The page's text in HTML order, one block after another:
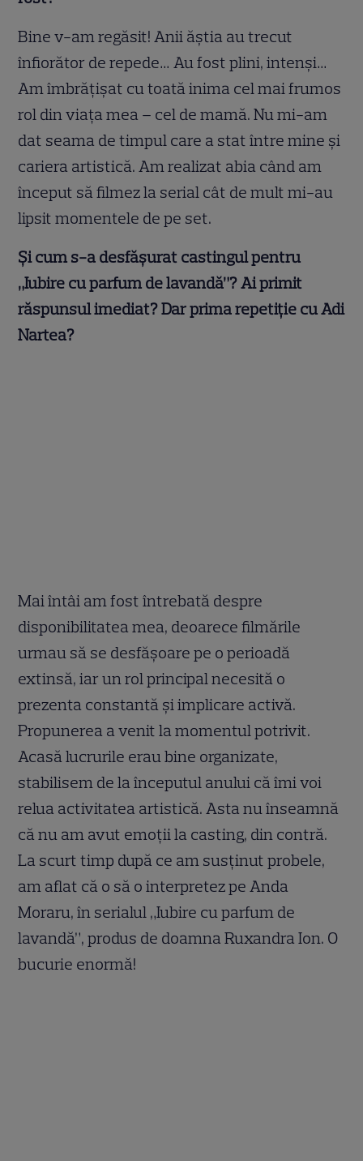
Bine v-am regăsit! Anii ăştia au trecut
înfiorător de repede… Au fost plini, intenşi…
Am îmbrăţişat cu toată inima cel mai frumos
rol din viaţa mea – cel de mamă. Nu mi-am
dat seama de timpul care a stat între mine şi
cariera artistică. Am realizat abia când am
început să filmez la serial cât de mult mi-au
lipsit momentele de pe set.
Și cum s-a desfășurat castingul pentru
„Iubire cu parfum de lavandă”? Ai primit
răspunsul imediat? Dar prima repetiție cu Adi
Nartea?
Mai întâi am fost întrebată despre
disponibilitatea mea, deoarece filmările
urmau să se desfăşoare pe o perioadă
extinsă, iar un rol principal necesită o
prezenta constantă şi implicare activă.
Propunerea a venit la momentul potrivit.
Acasă lucrurile erau bine organizate,
stabilisem de la începutul anului că îmi voi
relua activitatea artistică. Asta nu înseamnă
că nu am avut emoţii la casting, din contră.
La scurt timp după ce am susţinut probele,
am aflat că o să o interpretez pe Anda
Moraru, în serialul „Iubire cu parfum de
lavandă”, produs de doamna Ruxandra Ion. O
bucurie enormă!